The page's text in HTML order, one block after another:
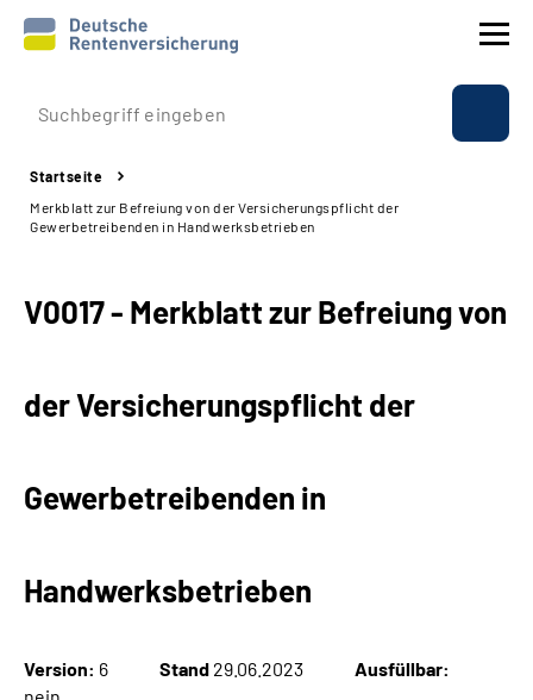
Prävention
Reha
Beratung & Kontakt
Experten
Suche
Startseite
Merkblatt zur Befreiung von der Versicherungspflicht der
Gewerbetreibenden in Handwerksbetrieben
V0017 - Merkblatt zur Befreiung von
der Versicherungspflicht der
Gewerbetreibenden in
Handwerksbetrieben
Version: 6 Stand 29.06.2023
Ausfüllbar: